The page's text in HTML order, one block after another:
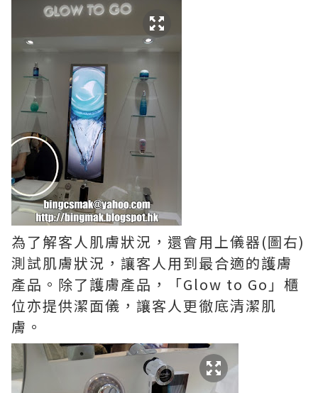
為了解客人肌膚狀況，還會用上儀器(圖右)
測試肌膚狀況，讓客人用到最合適的護膚
產品。除了護膚產品，「Glow to Go」櫃
位亦提供潔面儀，讓客人更徹底清潔肌
膚。